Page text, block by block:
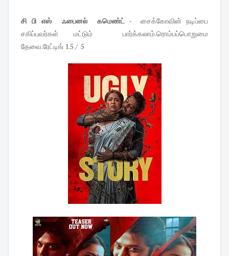
சி பி எஸ் ஃபைனல் கமெண்ட் - சைக்கோவின் நடிப்பை
சகிப்பவர்கள் மட்டும் பார்க்கலாம்.ரொம்பப்பொறுமை
தேவை.ரேட்டிங் 1.5 / 5